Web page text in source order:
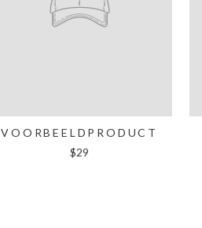
VOORBEELDPRODUCT
$29